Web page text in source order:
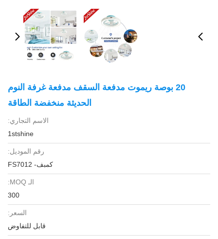
20 بوصة ريموت مدفعة السقف مدفعة غرفة النوم
الحديثة منخفضة الطاقة
الاسم التجاري:
1stshine
رقم الموديل:
كمبف- FS7012
الـ MOQ:
300
السعر:
قابل للتفاوض